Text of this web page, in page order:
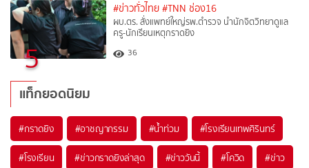
5
#ข่าวทั่วไทย #TNN ช่อง16
ผบ.ตร. สั่งแพทย์ใหญ่รพ.ตำรวจ นำนักจิตวิทยาดูแล
ครู-นักเรียนเหตุกราดยิง
36
แท็กยอดนิยม
#กราดยิง #อาชญากรรม #น้ำท่วม #โรงเรียนเทพศิรินทร์
#โรงเรียน #ข่าวกราดยิงล่าสุด #ข่าววันนี้ #โควิด #ข่าว